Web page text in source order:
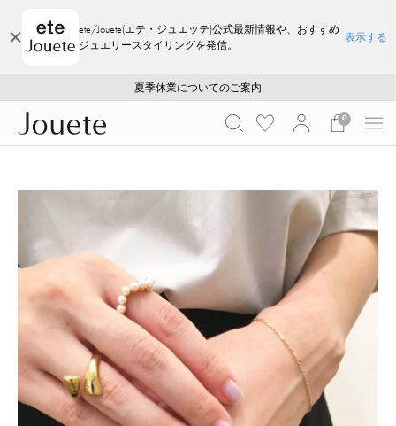
ete/Jouete(エテ・ジュエッテ)公式最新情報や、おすすめ
ジュエリースタイリングを発信。
表示する
採用のご案内
ご注文いただいたお品物のお届け状況について
夏季休業についてのご案内
WEB LIMITED ITEMS >>
採用のご案内
ご注文いただいたお品物のお届け状況について
0